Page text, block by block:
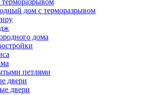
дом с терморазрывом
дома
петлями
двери
двери